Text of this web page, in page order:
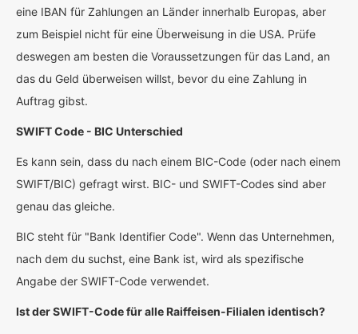
eine IBAN für Zahlungen an Länder innerhalb Europas, aber
zum Beispiel nicht für eine Überweisung in die USA. Prüfe
deswegen am besten die Voraussetzungen für das Land, an
das du Geld überweisen willst, bevor du eine Zahlung in
Auftrag gibst.
SWIFT Code - BIC Unterschied
Es kann sein, dass du nach einem BIC-Code (oder nach einem
SWIFT/BIC) gefragt wirst. BIC- und SWIFT-Codes sind aber
genau das gleiche.
BIC steht für "Bank Identifier Code". Wenn das Unternehmen,
nach dem du suchst, eine Bank ist, wird als spezifische
Angabe der SWIFT-Code verwendet.
Ist der SWIFT-Code für alle Raiffeisen-Filialen identisch?